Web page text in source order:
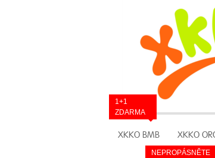
XKKO BMB
1+1
ZDARMA
XKKO
NEPROPÁSNĚTE